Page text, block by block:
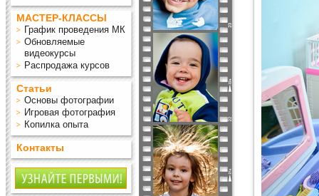
МАСТЕР-КЛАССЫ
График проведения МК
Обновляемые
видеокурсы
Распродажа курсов
Статьи
Основы фотографии
Игровая фотография
Копилка опыта
Контакты